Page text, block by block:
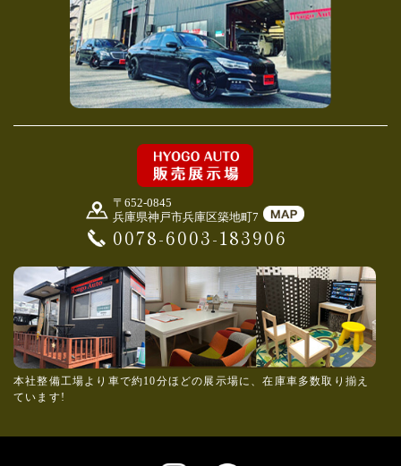
〒652-0845
兵庫県神戸市兵庫区築地町7
0078-6003-183906
本社整備工場より車で約10分ほどの展示場に、在庫車多数取り揃え
ています!